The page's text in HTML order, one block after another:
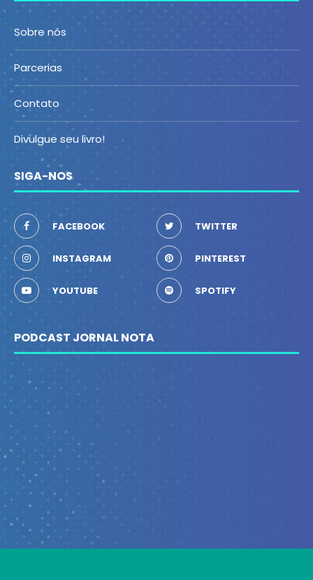
Sobre nós
Parcerias
Contato
Divulgue seu livro!
SIGA-NOS
FACEBOOK TWITTER
INSTAGRAM PINTEREST
YOUTUBE SPOTIFY
PODCAST JORNAL NOTA